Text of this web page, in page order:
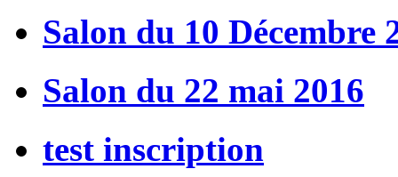
Salon du 10 Décembre
Salon du 22 mai 2016
test inscription